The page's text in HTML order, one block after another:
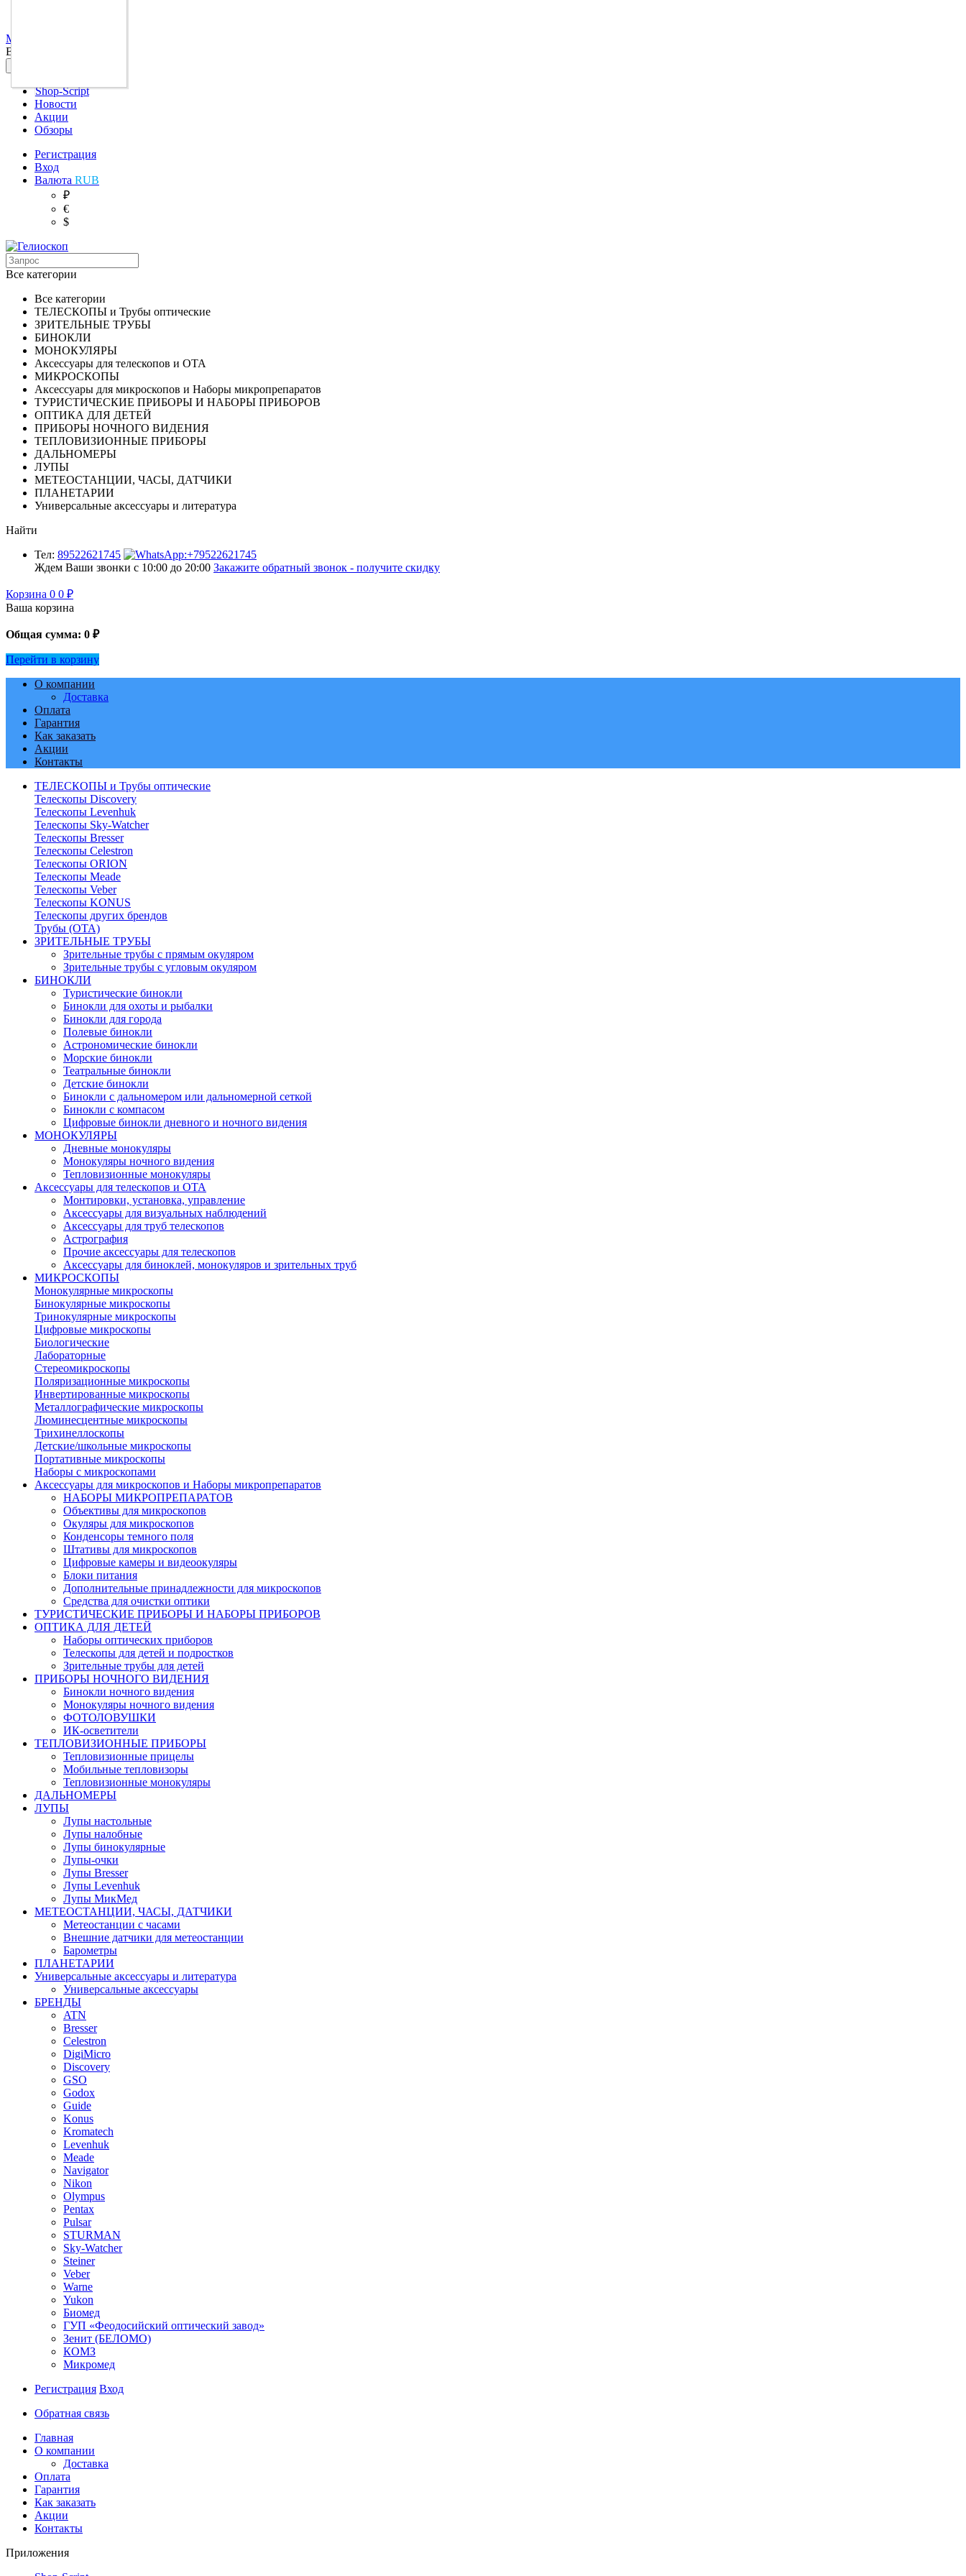
Москва
Ваш город
Shop-Script
Новости
Акции
Обзоры
Регистрация
Вход
Валюта RUB
₽
€
$
Все категории
Все категории
ТЕЛЕСКОПЫ и Трубы оптические
ЗРИТЕЛЬНЫЕ ТРУБЫ
БИНОКЛИ
МОНОКУЛЯРЫ
Аксессуары для телескопов и ОТА
МИКРОСКОПЫ
Аксессуары для микроскопов и Наборы микропрепаратов
ТУРИСТИЧЕСКИЕ ПРИБОРЫ И НАБОРЫ ПРИБОРОВ
ОПТИКА ДЛЯ ДЕТЕЙ
ПРИБОРЫ НОЧНОГО ВИДЕНИЯ
ТЕПЛОВИЗИОННЫЕ ПРИБОРЫ
ДАЛЬНОМЕРЫ
ЛУПЫ
МЕТЕОСТАНЦИИ, ЧАСЫ, ДАТЧИКИ
ПЛАНЕТАРИИ
Универсальные аксессуары и литература
Найти
Тел: 89522621745
Ждем Ваши звонки с 10:00 до 20:00 Закажите обратный звонок - получите скидку
Корзина 0 0 ₽
Ваша корзина
Общая сумма: 0 ₽
Перейти в корзину
О компании
Доставка
Оплата
Гарантия
Как заказать
Акции
Контакты
ТЕЛЕСКОПЫ и Трубы оптические
Телескопы Discovery
Телескопы Levenhuk
Телескопы Sky-Watcher
Телескопы Bresser
Телескопы Celestron
Телескопы ORION
Телескопы Meade
Телескопы Veber
Телескопы KONUS
Телескопы других брендов
Трубы (ОТА)
ЗРИТЕЛЬНЫЕ ТРУБЫ
Зрительные трубы с прямым окуляром
Зрительные трубы с угловым окуляром
БИНОКЛИ
Туристические бинокли
Бинокли для охоты и рыбалки
Бинокли для города
Полевые бинокли
Астрономические бинокли
Морские бинокли
Театральные бинокли
Детские бинокли
Бинокли с дальномером или дальномерной сеткой
Бинокли с компасом
Цифровые бинокли дневного и ночного видения
МОНОКУЛЯРЫ
Дневные монокуляры
Монокуляры ночного видения
Тепловизионные монокуляры
Аксессуары для телескопов и ОТА
Монтировки, установка, управление
Аксессуары для визуальных наблюдений
Аксессуары для труб телескопов
Астрография
Прочие аксессуары для телескопов
Аксессуары для биноклей, монокуляров и зрительных труб
МИКРОСКОПЫ
Монокулярные микроскопы
Бинокулярные микроскопы
Тринокулярные микроскопы
Цифровые микроскопы
Биологические
Лабораторные
Стереомикроскопы
Поляризационные микроскопы
Инвертированные микроскопы
Металлографические микроскопы
Люминесцентные микроскопы
Трихинеллоскопы
Детские/школьные микроскопы
Портативные микроскопы
Наборы с микроскопами
Аксессуары для микроскопов и Наборы микропрепаратов
НАБОРЫ МИКРОПРЕПАРАТОВ
Объективы для микроскопов
Окуляры для микроскопов
Конденсоры темного поля
Штативы для микроскопов
Цифровые камеры и видеоокуляры
Блоки питания
Дополнительные принадлежности для микроскопов
Средства для очистки оптики
ТУРИСТИЧЕСКИЕ ПРИБОРЫ И НАБОРЫ ПРИБОРОВ
ОПТИКА ДЛЯ ДЕТЕЙ
Наборы оптических приборов
Телескопы для детей и подростков
Зрительные трубы для детей
ПРИБОРЫ НОЧНОГО ВИДЕНИЯ
Бинокли ночного видения
Монокуляры ночного видения
ФОТОЛОВУШКИ
ИК-осветители
ТЕПЛОВИЗИОННЫЕ ПРИБОРЫ
Тепловизионные прицелы
Мобильные тепловизоры
Тепловизионные монокуляры
ДАЛЬНОМЕРЫ
ЛУПЫ
Лупы настольные
Лупы налобные
Лупы бинокулярные
Лупы-очки
Лупы Bresser
Лупы Levenhuk
Лупы МикМед
МЕТЕОСТАНЦИИ, ЧАСЫ, ДАТЧИКИ
Метеостанции с часами
Внешние датчики для метеостанции
Барометры
ПЛАНЕТАРИИ
Универсальные аксессуары и литература
Универсальные аксессуары
БРЕНДЫ
ATN
Bresser
Celestron
DigiMicro
Discovery
GSO
Godox
Guide
Konus
Kromatech
Levenhuk
Meade
Navigator
Nikon
Olympus
Pentax
Pulsar
STURMAN
Sky-Watcher
Steiner
Veber
Warne
Yukon
Биомед
ГУП «Феодосийский оптический завод»
Зенит (БЕЛОМО)
КОМЗ
Микромед
Регистрация Вход
Обратная связь
Главная
О компании
Доставка
Оплата
Гарантия
Как заказать
Акции
Контакты
Приложения